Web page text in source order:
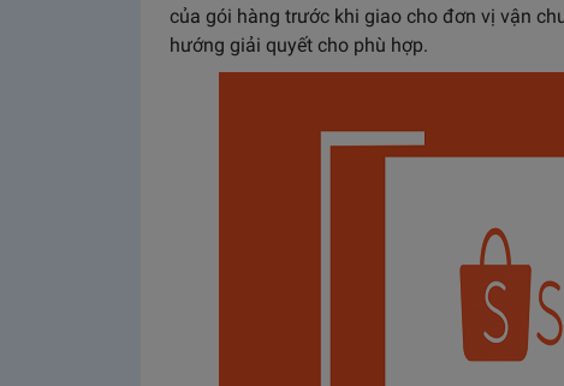
của gói hàng trước khi giao cho đơn vị vận
hướng giải quyết cho phù hợp.